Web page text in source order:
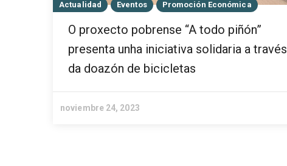
Actualidad Eventos Promoción Económica
O proxecto pobrense “A todo piñón”
presenta unha iniciativa solidaria a través
da doazón de bicicletas
noviembre 24, 2023